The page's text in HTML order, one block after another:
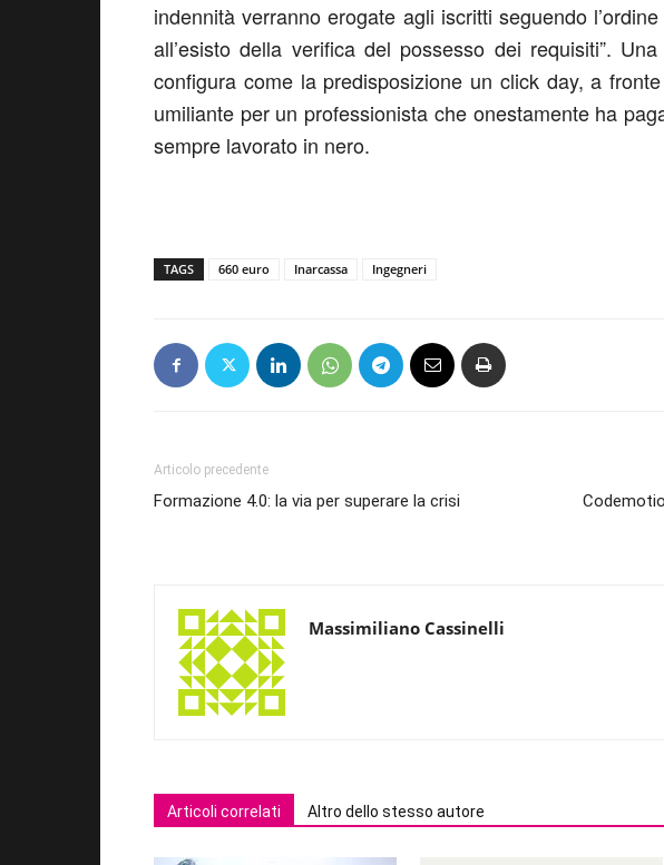
indennità verranno erogate agli iscritti seguendo
all’esisto della verifica del possesso dei requisiti”.
configura come la predisposizione un click day, a
umiliante per un professionista che onestamente ha
sempre lavorato in nero.
TAGS 660 euro Inarcassa Ingegneri
Articolo precedente
Formazione 4.0: la via per superare la crisi
Massimiliano Cassinelli
Articoli correlati Altro dello stesso autore